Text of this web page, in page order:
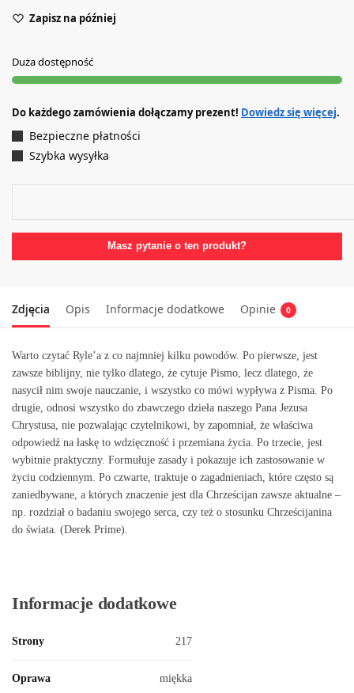
Zapisz na później
Duża dostępność
Do każdego zamówienia dołączamy prezent! Dowiedz się więcej.
Bezpieczne płatności
Szybka wysyłka
Masz pytanie o ten produkt?
Zdjęcia Opis Informacje dodatkowe Opinie 0
Warto czytać Ryle’a z co najmniej kilku powodów. Po pierwsze, jest
zawsze biblijny, nie tylko dlatego, że cytuje Pismo, lecz dlatego, że
nasycił nim swoje nauczanie, i wszystko co mówi wypływa z Pisma. Po
drugie, odnosi wszystko do zbawczego dzieła naszego Pana Jezusa
Chrystusa, nie pozwalając czytelnikowi, by zapomniał, że właściwa
odpowiedź na łaskę to wdzięczność i przemiana życia. Po trzecie, jest
wybitnie praktyczny. Formułuje zasady i pokazuje ich zastosowanie w
życiu codziennym. Po czwarte, traktuje o zagadnieniach, które często są
zaniedbywane, a których znaczenie jest dla Chrześcijan zawsze aktualne –
np. rozdział o badaniu swojego serca, czy też o stosunku Chrześcijanina
do świata. (Derek Prime).
Informacje dodatkowe
Strony 217
Oprawa miękka